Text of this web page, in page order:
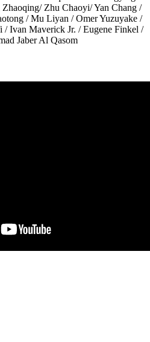
Zhu Chaoyi/ Yan Chang /
/ Mu Liyan / Omer Yuzuyake /
Ivan Maverick Jr. / Eugene Finkel /
Jaber Al Qasom